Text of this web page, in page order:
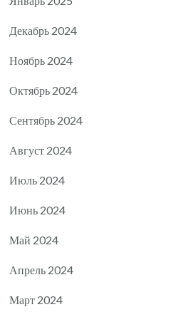
Декабрь 2024
Ноябрь 2024
Октябрь 2024
Сентябрь 2024
Август 2024
Июль 2024
Июнь 2024
Май 2024
Апрель 2024
Март 2024